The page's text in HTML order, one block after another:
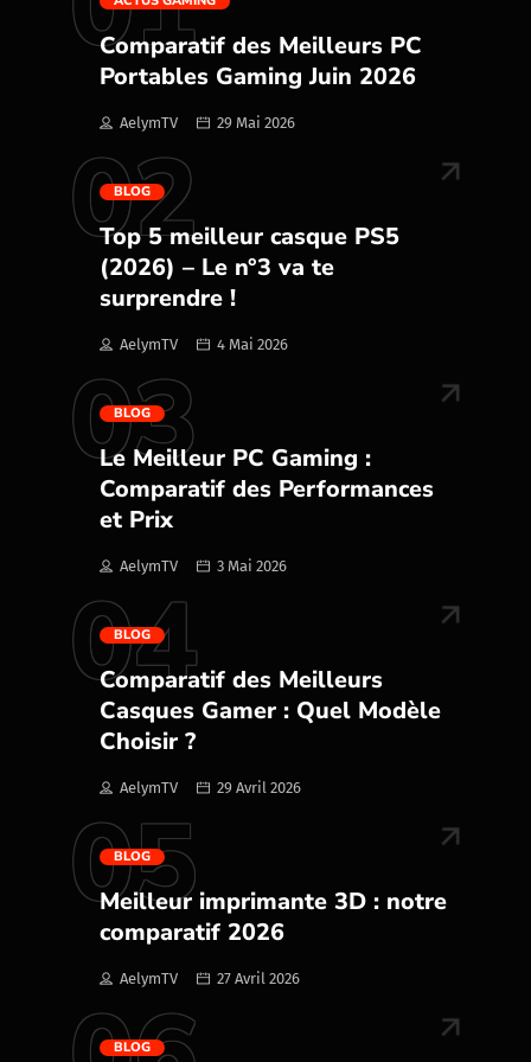
Comparatif des Meilleurs PC
Portables Gaming Juin 2026
AelymTV 29 Mai 2026
02
BLOG
Top 5 meilleur casque PS5
(2026) – Le n°3 va te
surprendre !
AelymTV 4 Mai 2026
03
BLOG
Le Meilleur PC Gaming :
Comparatif des Performances
et Prix
AelymTV 3 Mai 2026
04
BLOG
Comparatif des Meilleurs
Casques Gamer : Quel Modèle
Choisir ?
AelymTV 29 Avril 2026
05
BLOG
Meilleur imprimante 3D : notre
comparatif 2026
AelymTV 27 Avril 2026
BLOG